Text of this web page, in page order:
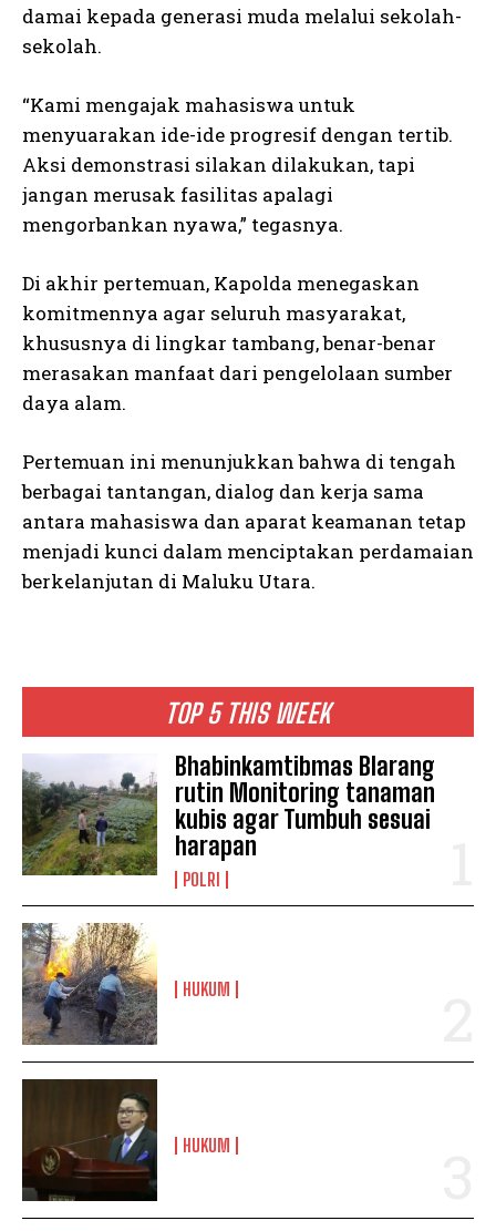
TOP 5 THIS WEEK
Bhabinkamtibmas Blarang
rutin Monitoring tanaman
kubis agar Tumbuh sesuai
harapan
POLRI
HUKUM
HUKUM
damai kepada generasi muda melalui sekolah-
sekolah.
“Kami mengajak mahasiswa untuk
menyuarakan ide-ide progresif dengan tertib.
Aksi demonstrasi silakan dilakukan, tapi
jangan merusak fasilitas apalagi
mengorbankan nyawa,” tegasnya.
Di akhir pertemuan, Kapolda menegaskan
komitmennya agar seluruh masyarakat,
khususnya di lingkar tambang, benar-benar
merasakan manfaat dari pengelolaan sumber
daya alam.
Pertemuan ini menunjukkan bahwa di tengah
berbagai tantangan, dialog dan kerja sama
antara mahasiswa dan aparat keamanan tetap
menjadi kunci dalam menciptakan perdamaian
berkelanjutan di Maluku Utara.